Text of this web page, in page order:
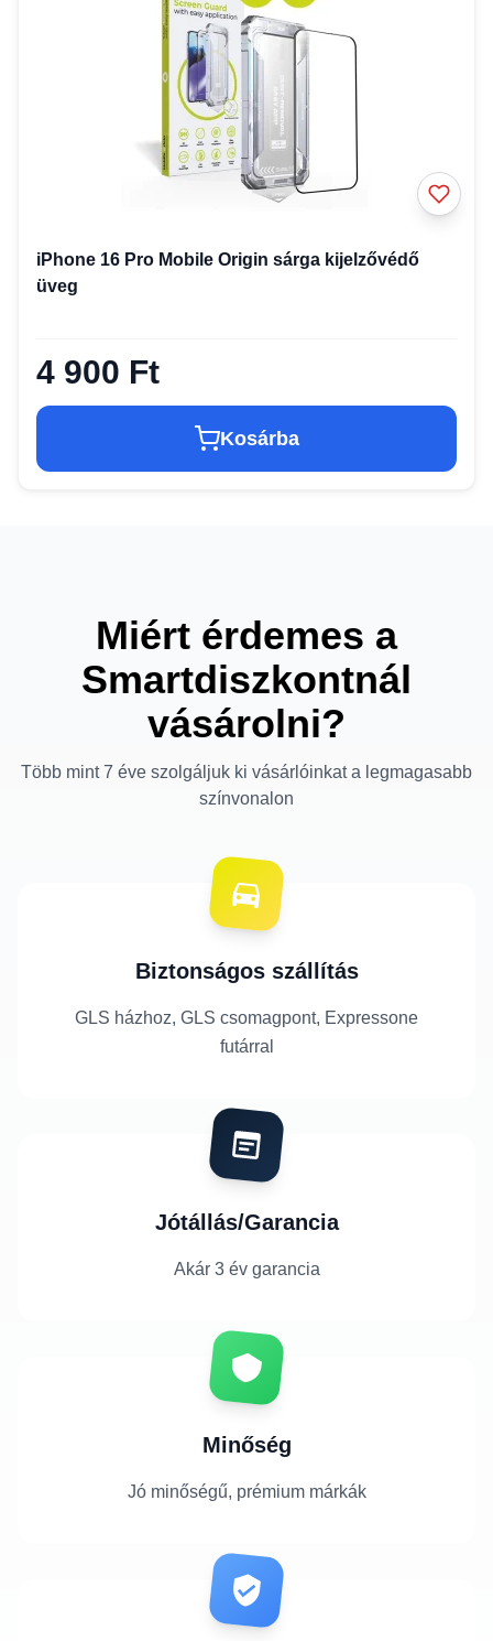
iPhone 16 Pro Mobile Origin sárga kijelzővédő
üveg
4 900 Ft
Kosárba
Miért érdemes a
Smartdiszkontnál
vásárolni?
Több mint 7 éve szolgáljuk ki vásárlóinkat a legmagasabb
színvonalon
Biztonságos szállítás
GLS házhoz, GLS csomagpont, Expressone
futárral
Jótállás/Garancia
Akár 3 év garancia
Minőség
Jó minőségű, prémium márkák